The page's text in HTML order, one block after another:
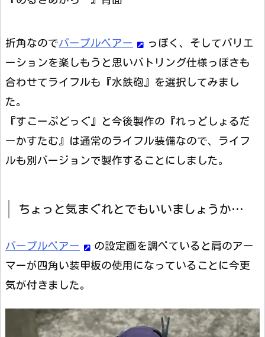
折角なのでパープルベアー
っぽく、そしてバリエ
ーションを楽しもうと思いバトリング仕様っぽさも
合わせてライフルも『水鉄砲』を選択してみまし
た。
『すこーぷどっぐ』と今後製作の『れっどしょるだ
ーかすたむ』は通常のライフル装備なので、ライフ
ルも別バージョンで製作することにしました。
ちょっと気まぐれとでもいいましょうか…
パープルベアー
の設定画を調べていると肩のアー
マーが四角い装甲板の使用になっていることに今更
気が付きました。